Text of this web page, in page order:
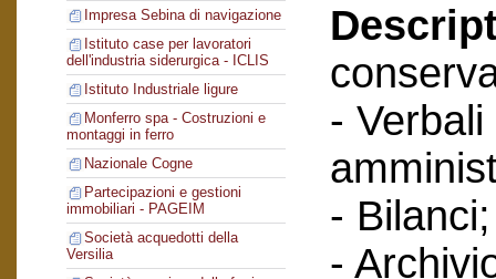
Impresa Sebina di navigazione
Istituto case per lavoratori
dell'industria siderurgica - ICLIS
Istituto Industriale ligure
Monferro spa - Costruzioni e
montaggi in ferro
Nazionale Cogne
Partecipazioni e gestioni
immobiliari - PAGEIM
Società acquedotti della
Versilia
-
- Bilanci;
-